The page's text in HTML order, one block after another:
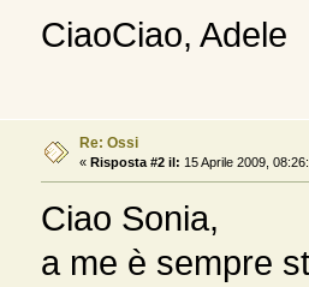
CiaoCiao, Adele
Re: Ossi
« Risposta #2 il: 15 Aprile 2009,
Ciao Sonia,
a me è sempre